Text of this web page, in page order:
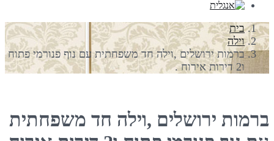
בית
וילה
ברמות ירושלים ,וילה חד משפחתית עם נוף פנורמי פתוח
ו2 דירות אירוח .
ברמות ירושלים ,וילה חד משפחתית